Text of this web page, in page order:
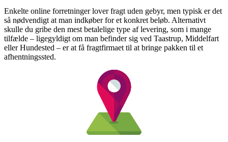
Enkelte online forretninger lover fragt uden gebyr, men typisk er det
så nødvendigt at man indkøber for et konkret beløb. Alternativt
skulle du gribe den mest betalelige type af levering, som i mange
tilfælde – ligegyldigt om man befinder sig ved Taastrup, Middelfart
eller Hundested – er at få fragtfirmaet til at bringe pakken til et
afhentningssted.